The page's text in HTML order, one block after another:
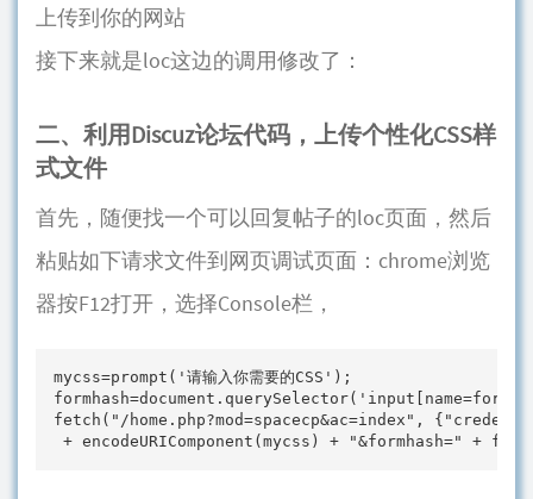
上传到你的网站
接下来就是loc这边的调用修改了：
二、利用Discuz论坛代码，上传个性化CSS样
式文件
首先，随便找一个可以回复帖子的loc页面，然后
粘贴如下请求文件到网页调试页面：chrome浏览
器按F12打开，选择Console栏，
mycss=prompt('请输入你需要的CSS');
fetch("/home.php?mod=spacecp&ac=index",
+ encodeURIComponent(mycss) + "&formhash=" + formhash +